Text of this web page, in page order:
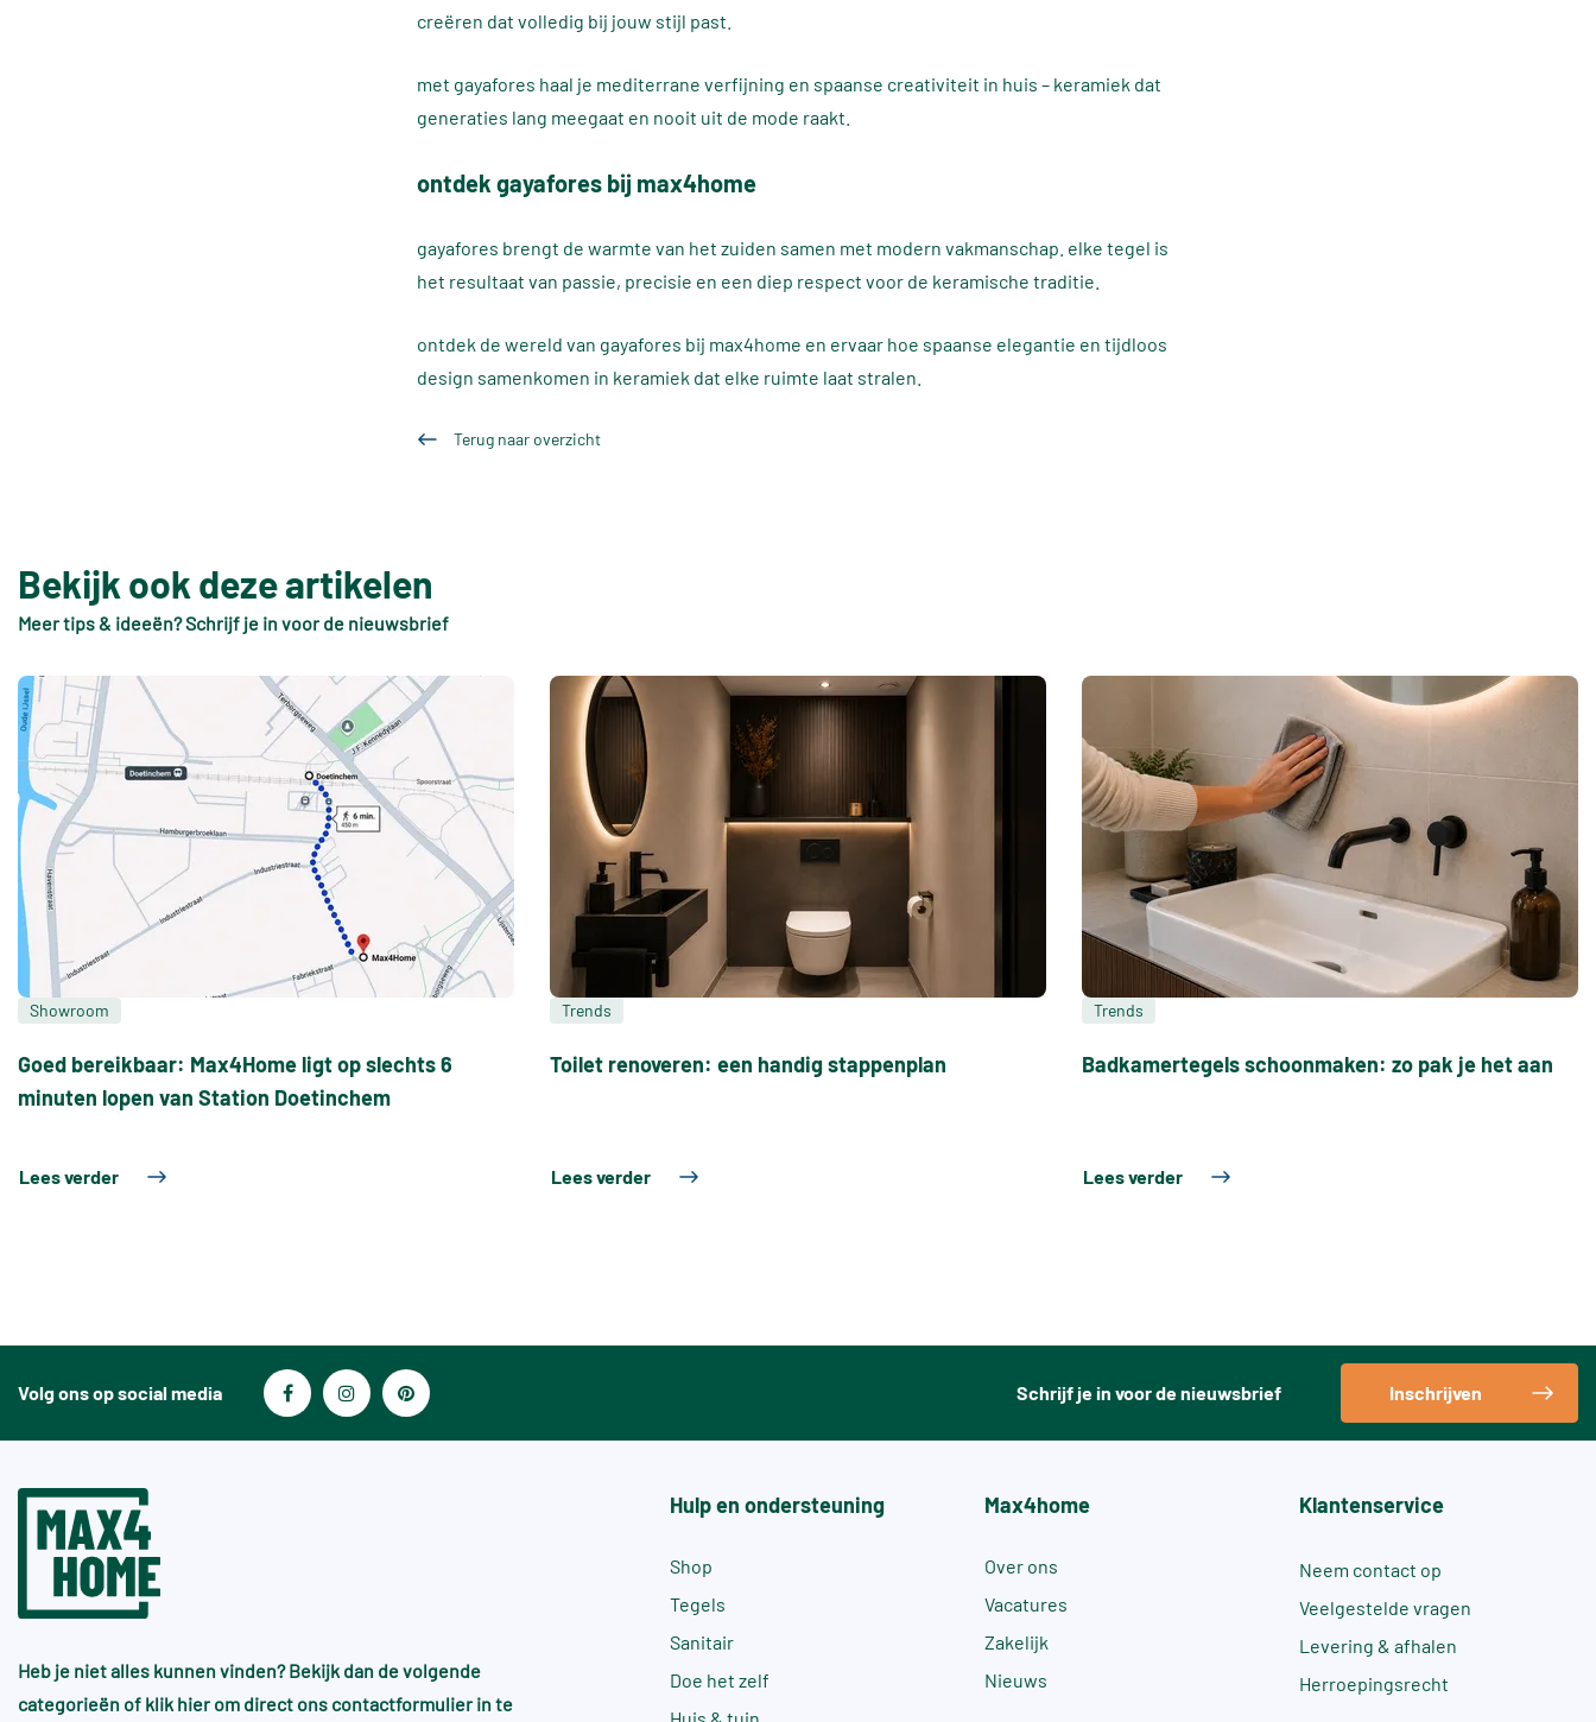
creëren dat volledig bij jouw stijl past.
met gayafores haal je mediterrane verfijning en spaanse creativiteit in huis – keramiek dat
generaties lang meegaat en nooit uit de mode raakt.
ontdek gayafores bij max4home
gayafores brengt de warmte van het zuiden samen met modern vakmanschap. elke tegel is
het resultaat van passie, precisie en een diep respect voor de keramische traditie.
ontdek de wereld van gayafores bij max4home en ervaar hoe spaanse elegantie en tijdloos
design samenkomen in keramiek dat elke ruimte laat stralen.
Terug naar overzicht
Bekijk ook deze artikelen
Meer tips & ideeën? Schrijf je in voor de nieuwsbrief
Showroom
Goed bereikbaar: Max4Home ligt op slechts 6
minuten lopen van Station Doetinchem
Lees verder
Trends
Toilet renoveren: een handig stappenplan
Lees verder
Trends
Badkamertegels schoonmaken: zo pak je het aan
Lees verder
Volg ons op social media Schrijf je in voor de nieuwsbrief Inschrijven
Heb je niet alles kunnen vinden? Bekijk dan de volgende
categorieën of klik hier om direct ons contactformulier in te
Hulp en ondersteuning
Shop
Tegels
Sanitair
Doe het zelf
Max4home
Over ons
Vacatures
Zakelijk
Nieuws
Klantenservice
Neem contact op
Veelgestelde vragen
Levering & afhalen
Herroepingsrecht